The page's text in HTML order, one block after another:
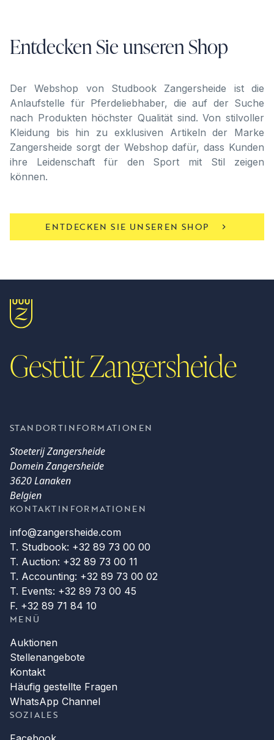
Entdecken Sie unseren Shop
Der Webshop von Studbook Zangersheide ist die
Anlaufstelle für Pferdeliebhaber, die auf der Suche
nach Produkten höchster Qualität sind. Von stilvoller
Kleidung bis hin zu exklusiven Artikeln der Marke
Zangersheide sorgt der Webshop dafür, dass Kunden
ihre Leidenschaft für den Sport mit Stil zeigen
können.
ENTDECKEN SIE UNSEREN SHOP
Gestüt Zangersheide
STANDORTINFORMATIONEN
Stoeterij Zangersheide
Domein Zangersheide
3620 Lanaken
Belgien
KONTAKTINFORMATIONEN
info@zangersheide.com
T. Studbook: +32 89 73 00 00
T. Auction: +32 89 73 00 11
T. Accounting: +32 89 73 00 02
T. Events: +32 89 73 00 45
F. +32 89 71 84 10
MENÜ
Auktionen
Stellenangebote
Kontakt
Häufig gestellte Fragen
WhatsApp Channel
SOZIALES